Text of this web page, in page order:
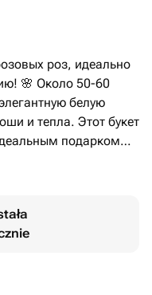
роз, идеально
🌸 Около 50-60
белую
и тепла. Этот букет
подарком
свидания или